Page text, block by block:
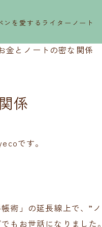
ンを愛するライターノート
金とノートの密な関係
係
です。
術」の延長線上で、”
もお世話になりまし